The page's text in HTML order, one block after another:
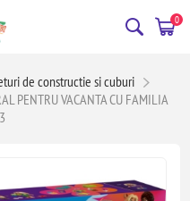
0
de constructie si cuburi
PENTRU VACANTA CU FAMILIA